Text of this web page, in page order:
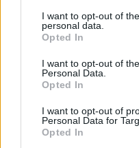
I want to opt-out of
personal data.
Opted In
I want to opt-out of
Personal Data.
Opted In
I want to opt-out of
Personal Data for
Opted In
Festas do Povo de Campo
abre ao público pela